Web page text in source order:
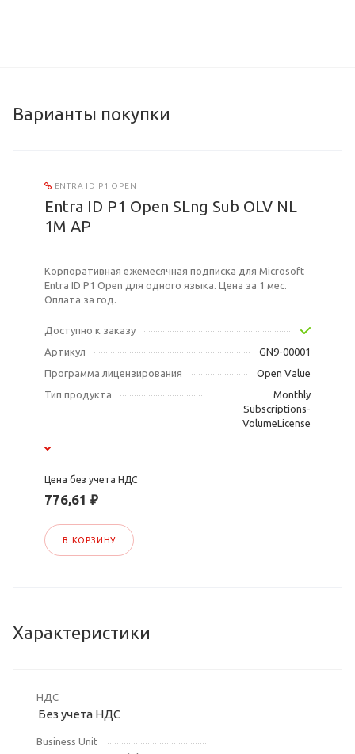
Варианты покупки
ENTRA ID P1 OPEN
Entra ID P1 Open SLng Sub OLV NL
1M AP
Корпоративная ежемесячная подписка для Microsoft
Entra ID P1 Open для одного языка. Цена за 1 мес.
Оплата за год.
Доступно к заказу
Артикул
GN9-00001
Программа лицензирования
Open Value
Тип продукта
Monthly
Subscriptions-
VolumeLicense
Цена без учета НДС
776,61 ₽
В КОРЗИНУ
Характеристики
НДС
Без учета НДС
Business Unit